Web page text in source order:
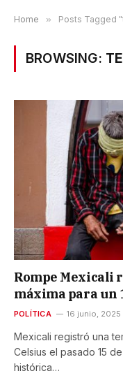
Home » Posts Tagged
BROWSING:
Rompe Mexicali
máxima para un
POLÍTICA 16 junio, 2025
Mexicali registró una
Celsius el pasado 15
histórica…